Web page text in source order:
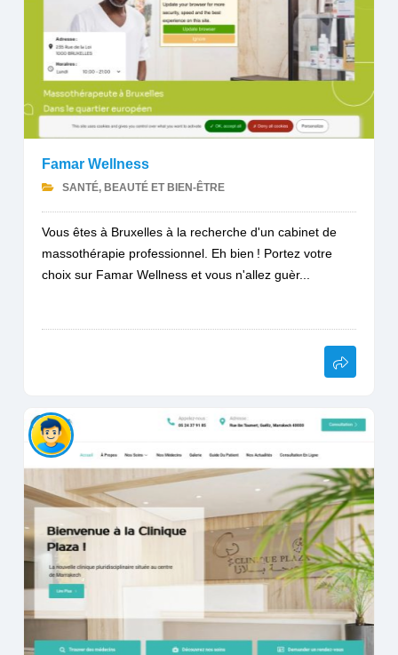
Famar Wellness
SANTÉ, BEAUTÉ ET BIEN-ÊTRE
Vous êtes à Bruxelles à la recherche d'un cabinet de
massothérapie professionnel. Eh bien ! Portez votre
choix sur Famar Wellness et vous n'allez guèr...